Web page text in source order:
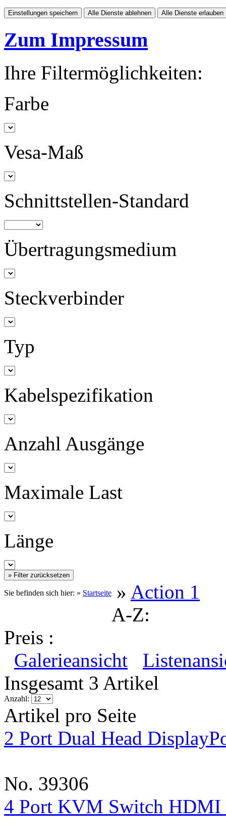
Einstellungen speichern Alle Dienste ablehnen Alle Dienste erlauben
Zum Impressum
Ihre Filtermöglichkeiten:
Farbe
Vesa-Maß
Schnittstellen-Standard
Übertragungsmedium
Steckverbinder
Typ
Kabelspezifikation
Anzahl Ausgänge
Maximale Last
Länge
Sie befinden sich hier: » Startseite » Action 1
A-Z:
Preis :
Galerieansicht
Insgesamt 3 Artikel
Anzahl:
Artikel pro Seite
2 Port Dual Head
No. 39306
4 Port KVM Switch